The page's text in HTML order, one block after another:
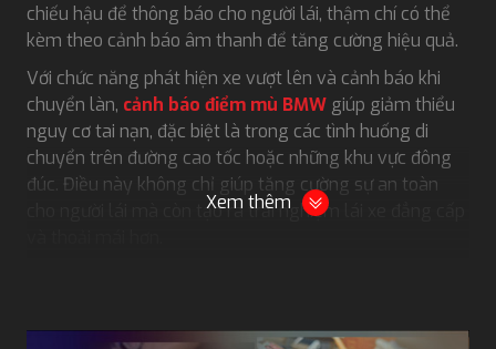
chiếu hậu để thông báo cho người lái, thậm chí có thể
kèm theo cảnh báo âm thanh để tăng cường hiệu quả.
Với chức năng phát hiện xe vượt lên và cảnh báo khi
chuyển làn, cảnh báo điểm mù BMW giúp giảm thiểu
nguy cơ tai nạn, đặc biệt là trong các tình huống di
chuyển trên đường cao tốc hoặc những khu vực đông
đúc. Điều này không chỉ giúp tăng cường sự an toàn
cho người lái mà còn tạo ra trải nghiệm lái xe đẳng cấp
tin hữu ích khác ngay sau đây nhé!
Xem thêm